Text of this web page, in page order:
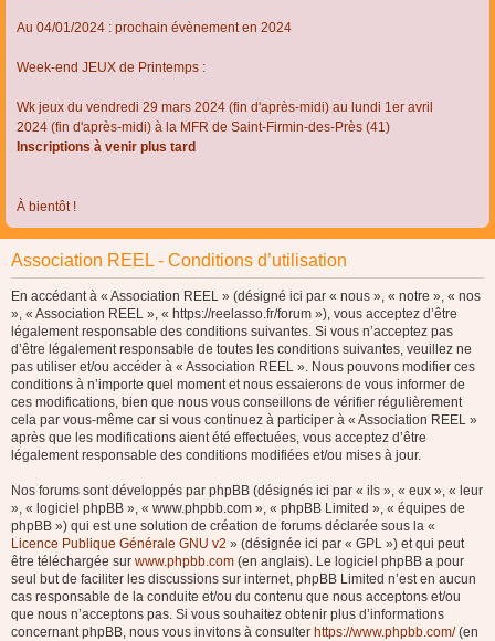
Au 04/01/2024 : prochain évènement en 2024
Week-end JEUX de Printemps :
Wk jeux du vendredi 29 mars 2024 (fin d'après-midi) au lundi 1er avril
2024 (fin d'après-midi) à la MFR de Saint-Firmin-des-Près (41)
Inscriptions à venir plus tard
À bientôt !
Association REEL - Conditions d’utilisation
En accédant à « Association REEL » (désigné ici par « nous », « notre », « nos
», « Association REEL », « https://reelasso.fr/forum »), vous acceptez d’être
légalement responsable des conditions suivantes. Si vous n’acceptez pas
d’être légalement responsable de toutes les conditions suivantes, veuillez ne
pas utiliser et/ou accéder à « Association REEL ». Nous pouvons modifier ces
conditions à n’importe quel moment et nous essaierons de vous informer de
ces modifications, bien que nous vous conseillons de vérifier régulièrement
cela par vous-même car si vous continuez à participer à « Association REEL »
après que les modifications aient été effectuées, vous acceptez d’être
légalement responsable des conditions modifiées et/ou mises à jour.
Nos forums sont développés par phpBB (désignés ici par « ils », « eux », « leur
», « logiciel phpBB », « www.phpbb.com », « phpBB Limited », « équipes de
phpBB ») qui est une solution de création de forums déclarée sous la «
Licence Publique Générale GNU v2 » (désignée ici par « GPL ») et qui peut
être téléchargée sur www.phpbb.com (en anglais). Le logiciel phpBB a pour
seul but de faciliter les discussions sur internet, phpBB Limited n’est en aucun
cas responsable de la conduite et/ou du contenu que nous acceptons et/ou
que nous n’acceptons pas. Si vous souhaitez obtenir plus d’informations
concernant phpBB, nous vous invitons à consulter https://www.phpbb.com/(en